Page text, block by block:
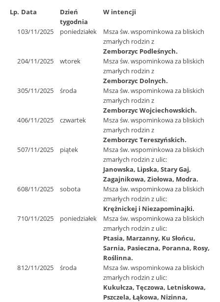
Lp. Data
Dzień
tygodnia
W intencji
103/11/2025 poniedziałek
Msza św. wspominkowa za bliskich
zmarłych rodzin z
Zemborzyc Podleśnych.
204/11/2025 wtorek
Msza św. wspominkowa za bliskich
zmarłych rodzin z
Zemborzyc Dolnych.
305/11/2025 środa
Msza św. wspominkowa za bliskich
zmarłych rodzin z
Zemborzyc Wojciechowskich.
406/11/2025 czwartek
Msza św. wspominkowa za bliskich
zmarłych rodzin z
Zemborzyc Tereszyńskich.
507/11/2025 piątek
Msza św. wspominkowa za bliskich
zmarłych rodzin z ulic:
Janowska, Lipska, Stary Gaj,
Zagajnikowa, Ziołowa, Modra.
608/11/2025 sobota
Msza św. wspominkowa za bliskich
zmarłych rodzin z ulic:
Krężnickej i Niezapominajki.
710/11/2025 poniedziałek
Msza św. wspominkowa za bliskich
zmarłych rodzin z ulic:
Ptasia, Marzanny, Ku Słońcu,
Sarnia, Pasieczna, Poranna, Rosy,
Roślinna.
812/11/2025 środa
Msza św. wspominkowa za bliskich
zmarłych rodzin z ulic:
Kukułcza, Tęczowa, Letniskowa,
Pszczela, Łąkowa, Nizinna,